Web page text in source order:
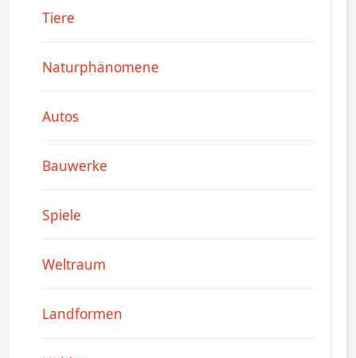
Tiere
Naturphänomene
Autos
Bauwerke
Spiele
Weltraum
Landformen